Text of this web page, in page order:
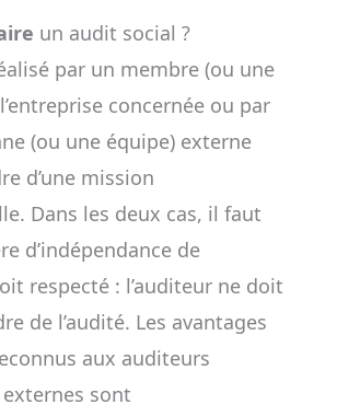
un audit social ?
par un membre (ou une
concernée ou par
(ou une équipe) externe
d’une mission
Dans les deux cas, il faut
d’indépendance de
respecté : l’auditeur ne doit
de l’audité. Les avantages
aux auditeurs
sont